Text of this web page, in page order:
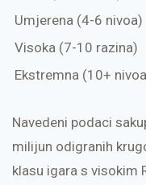
Umjerena (4-6 nivoa)
Visoka (7-10 razina)
Ekstremna (10+
Navedeni podaci
milijun odigranih
klasu igara s visokim